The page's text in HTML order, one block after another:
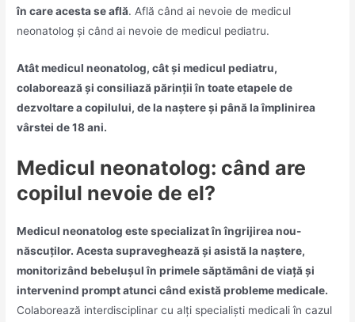
în care acesta se află. Află când ai nevoie de medicul
neonatolog și când ai nevoie de medicul pediatru.
Atât medicul neonatolog, cât și medicul pediatru,
colaborează și consiliază părinții în toate etapele de
dezvoltare a copilului, de la naștere și până la împlinirea
vârstei de 18 ani.
Medicul neonatolog: când are
copilul nevoie de el?
Medicul neonatolog este specializat în îngrijirea nou-
născuților. Acesta supraveghează și asistă la naștere,
monitorizând bebelușul în primele săptămâni de viață și
intervenind prompt atunci când există probleme medicale.
Colaborează interdisciplinar cu alți specialiști medicali în cazul